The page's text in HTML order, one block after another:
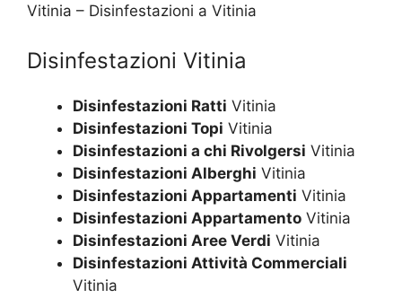
Vitinia – Disinfestazioni a Vitinia
Disinfestazioni Vitinia
Disinfestazioni Ratti Vitinia
Disinfestazioni Topi Vitinia
Disinfestazioni a chi Rivolgersi Vitinia
Disinfestazioni Alberghi Vitinia
Disinfestazioni Appartamenti Vitinia
Disinfestazioni Appartamento Vitinia
Disinfestazioni Aree Verdi Vitinia
Disinfestazioni Attività Commerciali
Vitinia